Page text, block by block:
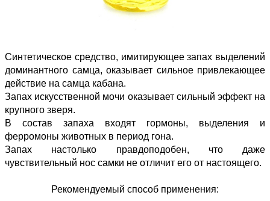
Синтетическое средство, имитирующее запах выделений
доминантного самца, оказывает сильное привлекающее
действие на самца кабана.
Запах искусственной мочи оказывает сильный эффект на
крупного зверя.
В состав запаха входят гормоны, выделения и
ферромоны животных в период гона.
Запах настолько правдоподобен, что даже
чувствительный нос самки не отличит его от настоящего.
Рекомендуемый способ применения: